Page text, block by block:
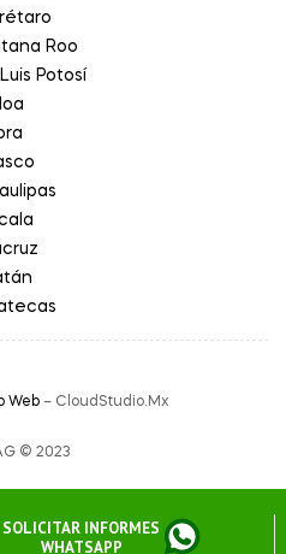
SOLICITAR INFORMES
WHATSAPP
Roo
Potosí
Web– CloudStudio.Mx
© 2023